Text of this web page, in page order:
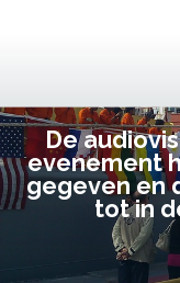
De
evenement
gegeven en
tot in